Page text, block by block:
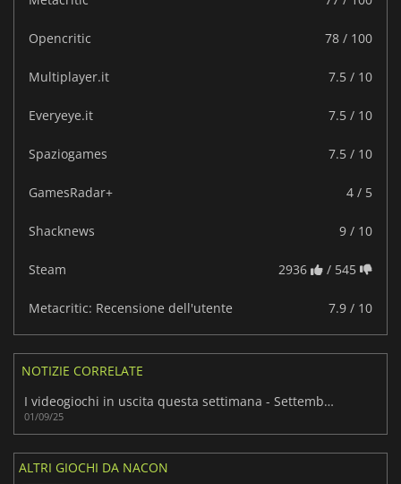
Opencritic 78 / 100
Multiplayer.it 7.5 / 10
Everyeye.it 7.5 / 10
Spaziogames 7.5 / 10
GamesRadar+ 4 / 5
Shacknews 9 / 10
Steam 2936 / 545
Metacritic: Recensione dell'utente 7.9 / 10
NOTIZIE CORRELATE
I videogiochi in uscita questa settimana - Settembre 2025 (Settimana 36)
01/09/25
ALTRI GIOCHI DA NACON